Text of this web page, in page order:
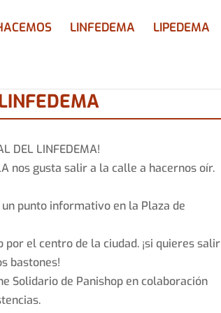
LINFEDEMA LIPEDEMA
DEL LINFEDEMA!
nos gusta salir a la calle a hacernos oír.
punto informativo en la Plaza de
el centro de la ciudad. ¡si quieres salir
bastones!
Solidario de Panishop en colaboración